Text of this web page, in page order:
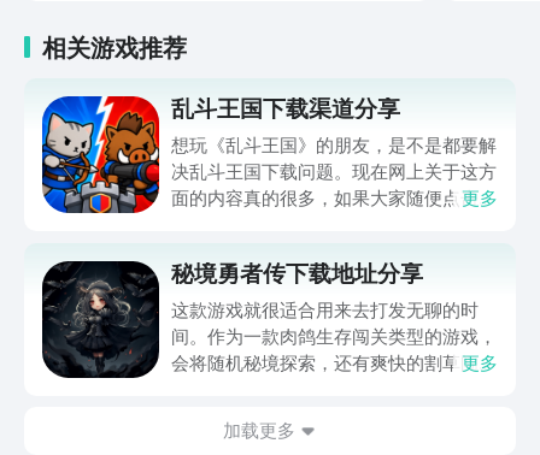
相关游戏推荐
乱斗王国下载渠道分享
想玩《乱斗王国》的朋友，是不是都要解
决乱斗王国下载问题。现在网上关于这方
面的内容真的很多，如果大家随便点击陌
app进行下载会更加方便，九游是手游福
利最多的游戏平台，在这里不仅能够看到
游戏资源，还能及时查看后续的消息、活
动内容等相关信息。
更多
秘境勇者传下载地址分享
这款游戏就很适合用来去打发无聊的时
间。作为一款肉鸽生存闯关类型的游戏，
会将随机秘境探索，还有爽快的割草闯关
在什么地方呢？玩家只需要通过以下的链
接就可以下载。游戏的上手门槛还是比较
更多
加载更多